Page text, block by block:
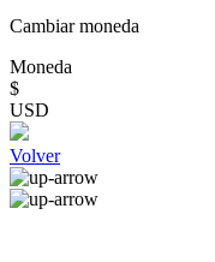
Cambiar moneda
Moneda
$
USD
Volver